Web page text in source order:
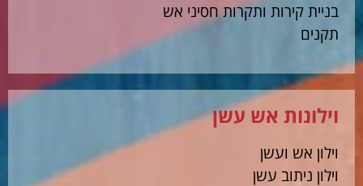
בניית קירות ותקרות חסיני אש
תקנים
וילונות אש עשן
וילון אש ועשן
וילון ניתוב עשן